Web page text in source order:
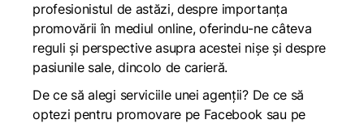
profesionistul de astăzi, despre importanța
promovării în mediul online, oferindu-ne câteva
reguli și perspective asupra acestei nișe și despre
pasiunile sale, dincolo de carieră.
De ce să alegi serviciile unei agenții? De ce să
optezi pentru promovare pe Facebook sau pe